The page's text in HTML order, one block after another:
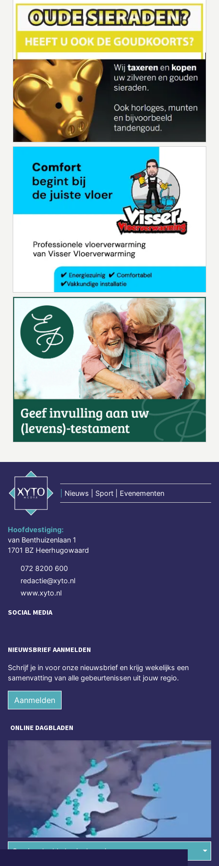
Nieuws | Sport | Evenementen
Hoofdvestiging:
van Benthuizenlaan 1
1701 BZ Heerhugowaard
072 8200 600
redactie@xyto.nl
www.xyto.nl
SOCIAL MEDIA
NIEUWSBRIEF AANMELDEN
Schrijf je in voor onze nieuwsbrief en krijg wekelijks een
samenvatting van alle gebeurtenissen uit jouw regio.
Aanmelden
ONLINE DAGBLADEN
Overige dagbladen in de regio